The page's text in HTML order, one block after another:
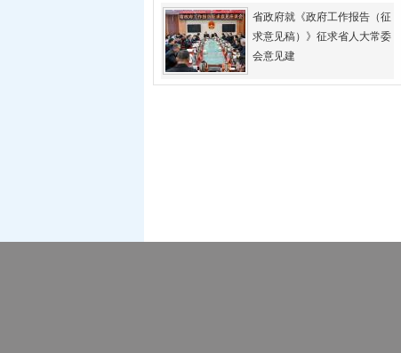
省政府就《政府工作报告（征
求意见稿）》征求省人大常委
会意见建